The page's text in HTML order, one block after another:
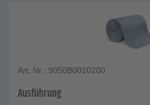
Art. Nr.: 9050B0010200
Ausführung